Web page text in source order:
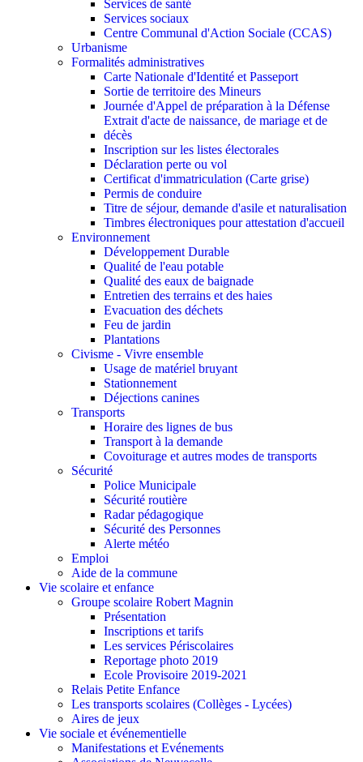
Services de santé
Services sociaux
Centre Communal d'Action Sociale (CCAS)
Urbanisme
Formalités administratives
Carte Nationale d'Identité et Passeport
Sortie de territoire des Mineurs
Journée d'Appel de préparation à la Défense
Extrait d'acte de naissance, de mariage et de
décès
Inscription sur les listes électorales
Déclaration perte ou vol
Certificat d'immatriculation (Carte grise)
Permis de conduire
Titre de séjour, demande d'asile et naturalisation
Timbres électroniques pour attestation d'accueil
Environnement
Développement Durable
Qualité de l'eau potable
Qualité des eaux de baignade
Entretien des terrains et des haies
Evacuation des déchets
Feu de jardin
Plantations
Civisme - Vivre ensemble
Usage de matériel bruyant
Stationnement
Déjections canines
Transports
Horaire des lignes de bus
Transport à la demande
Covoiturage et autres modes de transports
Sécurité
Police Municipale
Sécurité routière
Radar pédagogique
Sécurité des Personnes
Alerte météo
Emploi
Aide de la commune
Vie scolaire et enfance
Groupe scolaire Robert Magnin
Présentation
Inscriptions et tarifs
Les services Périscolaires
Reportage photo 2019
Ecole Provisoire 2019-2021
Relais Petite Enfance
Les transports scolaires (Collèges - Lycées)
Aires de jeux
Vie sociale et événementielle
Manifestations et Evénements